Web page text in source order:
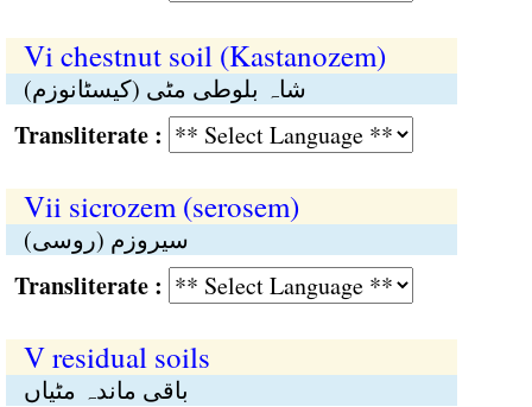
Vi chestnut soil (Kastanozem)
شاہ بلوطی مٹی (کیسٹانوزم)
:
Vii sicrozem (serosem)
سیروزم (روسی)
:
V residual soils
باقی ماندہ مٹیاں